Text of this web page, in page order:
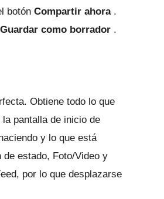
botón Compartir ahora.
Guardar como borrador .
Obtiene todo lo que
la pantalla de inicio de
y lo que está
estado, Foto/Video y
por lo que desplazarse